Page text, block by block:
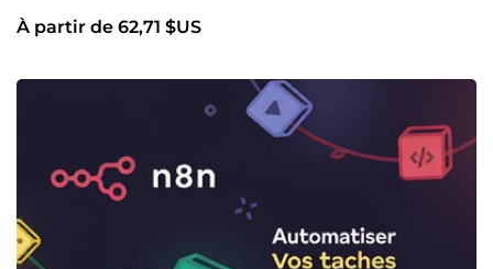
À partir de 62,71 $US